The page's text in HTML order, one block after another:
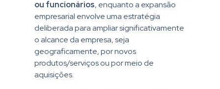
ou funcionários, enquanto a expansão
empresarial envolve uma estratégia
deliberada para ampliar significativamente
o alcance da empresa, seja
geograficamente, por novos
produtos/serviços ou por meio de
aquisições.